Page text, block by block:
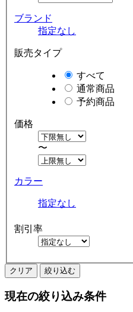
ブランド
指定なし
販売タイプ
すべて
通常商品
予約商品
価格
〜
カラー
指定なし
割引率
クリア 絞り込む
現在の絞り込み条件